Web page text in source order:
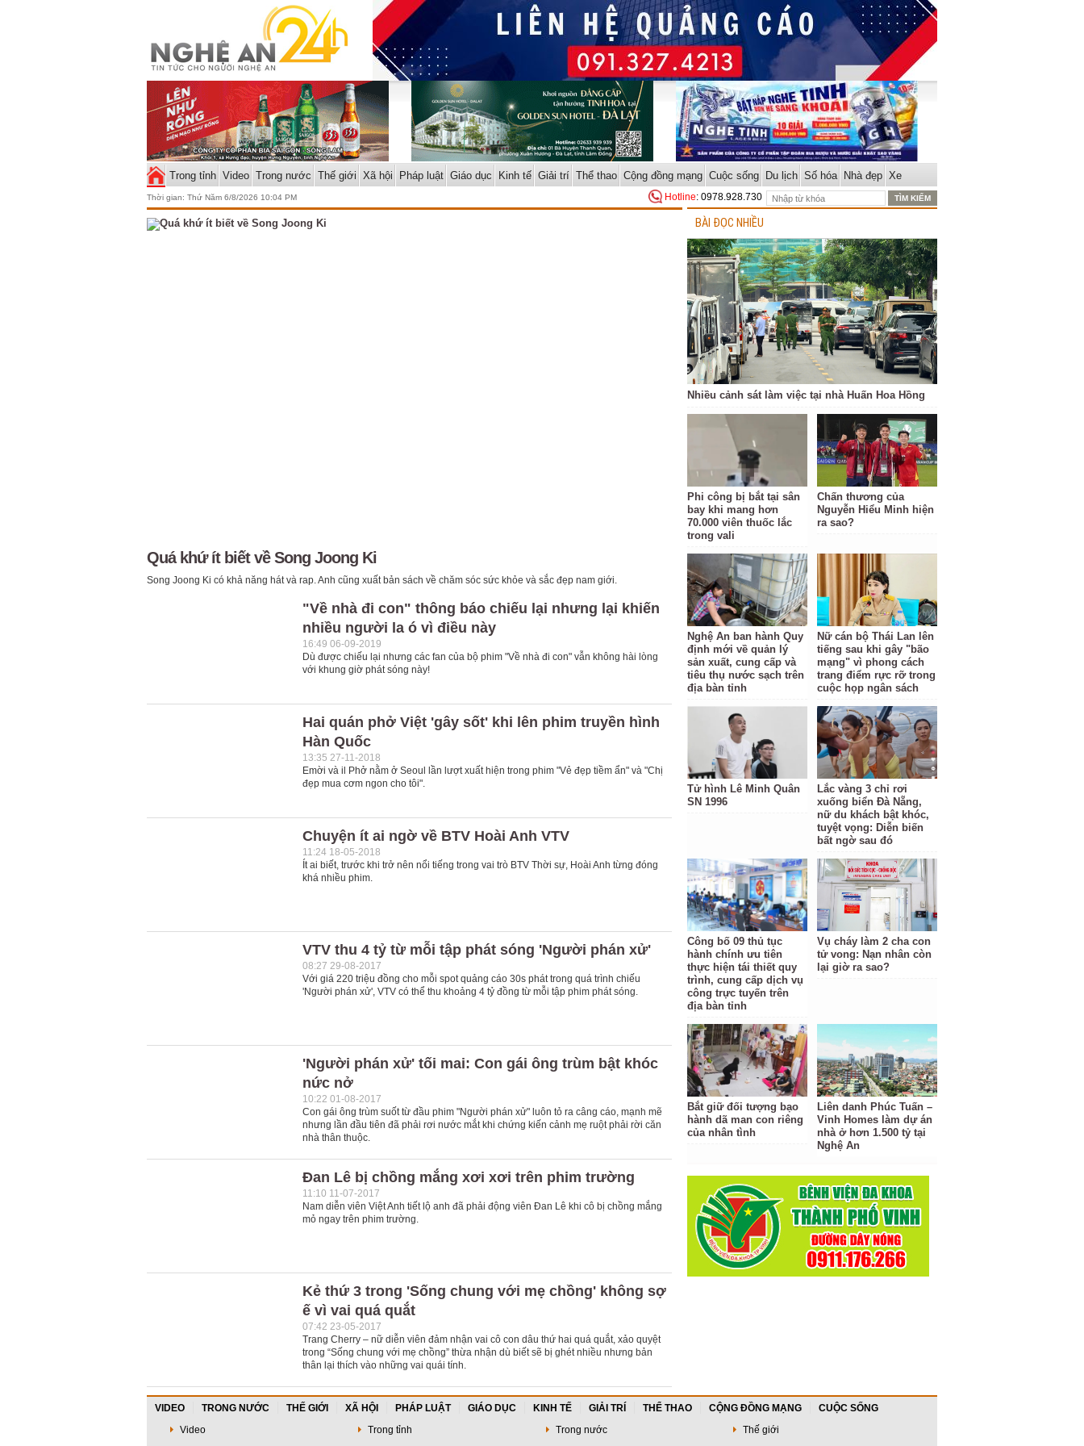
Trong tỉnh Video Trong nước Thế giới Xã hội Pháp luật Giáo dục Kinh tế Giải trí Thể thao Cộng đồng mạng Cuộc sống Du lịch Số hóa Nhà đẹp Xe
Thời gian: Thứ Năm 6/8/2026 10:04 PM Hotline: 0978.928.730
Quá khứ ít biết về Song Joong Ki
Song Joong Ki có khả năng hát và rap. Anh cũng xuất bản sách về chăm sóc sức khỏe và sắc đẹp nam giới.
"Về nhà đi con" thông báo chiếu lại nhưng lại khiến
nhiều người la ó vì điều này
16:49 06-09-2019
Dù được chiếu lại nhưng các fan của bộ phim "Về nhà đi con" vẫn không hài lòng
với khung giờ phát sóng này!
Hai quán phở Việt 'gây sốt' khi lên phim truyền hình
Hàn Quốc
13:35 27-11-2018
Emời và il Phở nằm ở Seoul lần lượt xuất hiện trong phim "Vẻ đẹp tiềm ẩn" và "Chị
đẹp mua cơm ngon cho tôi".
Chuyện ít ai ngờ về BTV Hoài Anh VTV
11:24 18-05-2018
Ít ai biết, trước khi trở nên nổi tiếng trong vai trò BTV Thời sự, Hoài Anh từng đóng
khá nhiều phim.
VTV thu 4 tỷ từ mỗi tập phát sóng 'Người phán xử'
08:27 29-08-2017
Với giá 220 triệu đồng cho mỗi spot quảng cáo 30s phát trong quá trình chiếu
'Người phán xử', VTV có thể thu khoảng 4 tỷ đồng từ mỗi tập phim phát sóng.
'Người phán xử' tối mai: Con gái ông trùm bật khóc
nức nở
10:22 01-08-2017
Con gái ông trùm suốt từ đầu phim "Người phán xử" luôn tỏ ra câng cáo, mạnh mẽ
nhưng lần đầu tiên đã phải rơi nước mắt khi chứng kiến cảnh mẹ ruột phải rời căn
nhà thân thuộc.
Đan Lê bị chồng mắng xơi xơi trên phim trường
11:10 11-07-2017
Nam diễn viên Việt Anh tiết lộ anh đã phải động viên Đan Lê khi cô bị chồng mắng
mỏ ngay trên phim trường.
Kẻ thứ 3 trong 'Sống chung với mẹ chồng' không sợ
ế vì vai quá quắt
07:42 23-05-2017
Trang Cherry – nữ diễn viên đảm nhận vai cô con dâu thứ hai quá quắt, xảo quyệt
trong “Sống chung với mẹ chồng” thừa nhận dù biết sẽ bị ghét nhiều nhưng bản
thân lại thích vào những vai quái tính.
BÀI ĐỌC NHIỀU
Nhiều cảnh sát làm việc tại nhà Huấn Hoa Hồng
Phi công bị bắt tại sân
bay khi mang hơn
70.000 viên thuốc lắc
trong vali
Chấn thương của
Nguyễn Hiểu Minh hiện
ra sao?
Nghệ An ban hành Quy
định mới về quản lý
sản xuất, cung cấp và
tiêu thụ nước sạch trên
địa bàn tỉnh
Nữ cán bộ Thái Lan lên
tiếng sau khi gây "bão
mạng" vì phong cách
trang điểm rực rỡ trong
cuộc họp ngân sách
Tử hình Lê Minh Quân
SN 1996
Lắc vàng 3 chỉ rơi
xuống biển Đà Nẵng,
nữ du khách bật khóc,
tuyệt vọng: Diễn biến
bất ngờ sau đó
Công bố 09 thủ tục
hành chính ưu tiên
thực hiện tái thiết quy
trình, cung cấp dịch vụ
công trực tuyến trên
địa bàn tỉnh
Vụ cháy làm 2 cha con
tử vong: Nạn nhân còn
lại giờ ra sao?
Bắt giữ đối tượng bạo
hành dã man con riêng
của nhân tình
Liên danh Phúc Tuấn –
Vinh Homes làm dự án
nhà ở hơn 1.500 tỷ tại
Nghệ An
VIDEO TRONG NƯỚC THẾ GIỚI XÃ HỘI PHÁP LUẬT GIÁO DỤC KINH TẾ GIẢI TRÍ THỂ THAO CỘNG ĐỒNG MẠNG
CUỘC SỐNG
Video
Trong tỉnh Trong nước Thế giới